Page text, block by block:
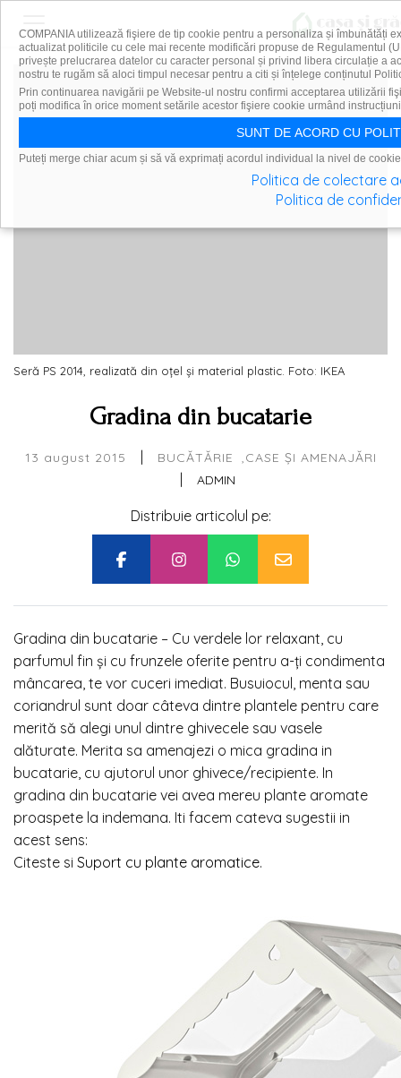
Seră PS 2014, realizată din oțel și material plastic. Foto: IKEA
Gradina din bucatarie
13 august 2015 BUCĂTĂRIE CASE ȘI AMENAJĂRI
ADMIN
Distribuie articolul pe:
Gradina din bucatarie – Cu verdele lor relaxant, cu
parfumul fin și cu frunzele oferite pentru a-ți condimenta
mâncarea, te vor cuceri imediat. Busuiocul, menta sau
coriandrul sunt doar câteva dintre plantele pentru care
merită să alegi unul dintre ghivecele sau vasele
alăturate. Merita sa amenajezi o mica gradina in
bucatarie, cu ajutorul unor ghivece/recipiente. In
gradina din bucatarie vei avea mereu plante aromate
proaspete la indemana. Iti facem cateva sugestii in
acest sens:
Citeste si Suport cu plante aromatice.
COMPANIA utilizează fişiere de tip cookie pentru a personaliza și îmbunătăți
actualizat politicile cu cele mai recente modificări propuse de Regulamentul
privește prelucrarea datelor cu caracter personal și privind libera circulație a
nostru te rugăm să aloci timpul necesar pentru a citi și înțelege conținutul
Prin continuarea navigării pe Website-ul nostru confirmi acceptarea utilizării
poți modifica în orice moment setările acestor fişiere cookie urmând
SUNT DE ACORD CU
Puteți merge chiar acum și să vă exprimați acordul individual la nivel de
Politica de colectare
Politica de